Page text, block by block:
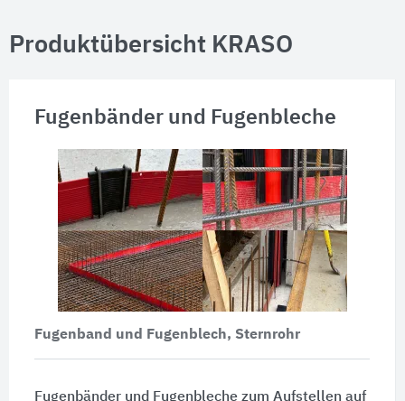
Produktübersicht KRASO
Fugenbänder und Fugenbleche
Fugenband und Fugenblech, Sternrohr
Fugenbänder und Fugenbleche zum Aufstellen auf